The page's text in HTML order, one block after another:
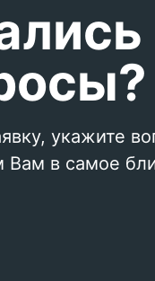
укажите
Вам в самое